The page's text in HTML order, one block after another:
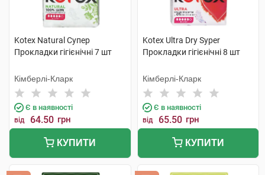
Kotex Natural Супер
Прокладки гігієнічні 7 шт
Кімберлі-Кларк
Є в наявності
від 64.50 грн
КУПИТИ
Kotex Ultra Dry Syper
Прокладки гігієнічні 8 шт
Кімберлі-Кларк
Є в наявності
від 65.50 грн
КУПИТИ